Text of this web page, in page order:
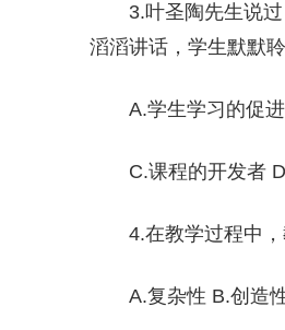
3.叶圣陶先生说
滔滔讲话，学生默默
A.学生学习的促
C.课程的开发者
4.在教学过程中
A.复杂性 B.创造